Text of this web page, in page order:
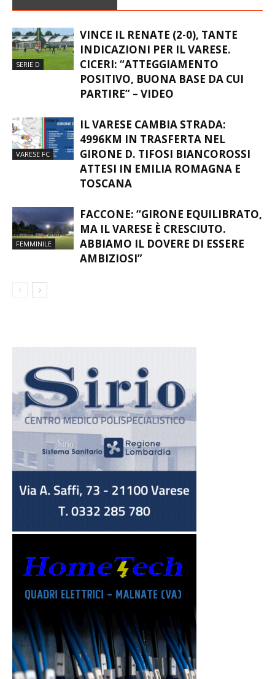
SERIE D
VINCE IL RENATE (2-0), TANTE
INDICAZIONI PER IL VARESE.
CICERI: “ATTEGGIAMENTO
POSITIVO, BUONA BASE DA CUI
PARTIRE” – VIDEO
VARESE FC
IL VARESE CAMBIA STRADA:
4996KM IN TRASFERTA NEL
GIRONE D. TIFOSI BIANCOROSSI
ATTESI IN EMILIA ROMAGNA E
TOSCANA
FEMMINILE
FACCONE: “GIRONE EQUILIBRATO,
MA IL VARESE È CRESCIUTO.
ABBIAMO IL DOVERE DI ESSERE
AMBIZIOSI”